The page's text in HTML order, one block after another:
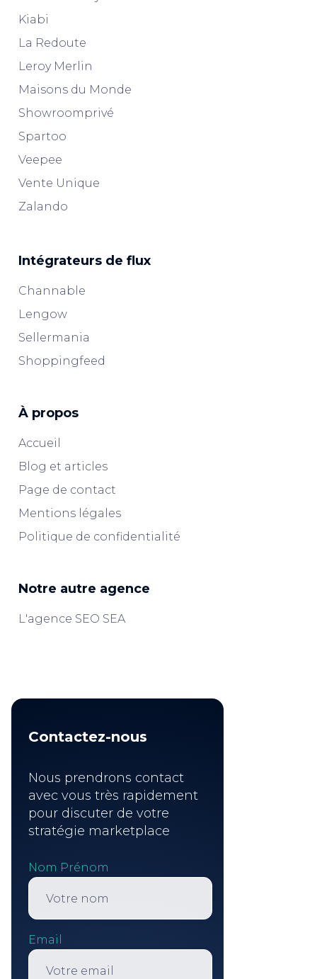
Contactez-nous
Nous prendrons contact
avec vous très rapidement
pour discuter de votre
stratégie marketplace
Nom Prénom
Email
Kiabi
La Redoute
Leroy Merlin
Maisons du Monde
Showroomprivé
Spartoo
Veepee
Vente Unique
Zalando
Intégrateurs de flux
Channable
Lengow
Sellermania
Shoppingfeed
À propos
Accueil
Blog et articles
Page de contact
Mentions légales
Politique de confidentialité
Notre autre agence
L'agence SEO SEA